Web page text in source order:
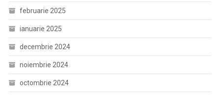
februarie 2025
ianuarie 2025
decembrie 2024
noiembrie 2024
octombrie 2024